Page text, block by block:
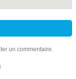
un commentaire.